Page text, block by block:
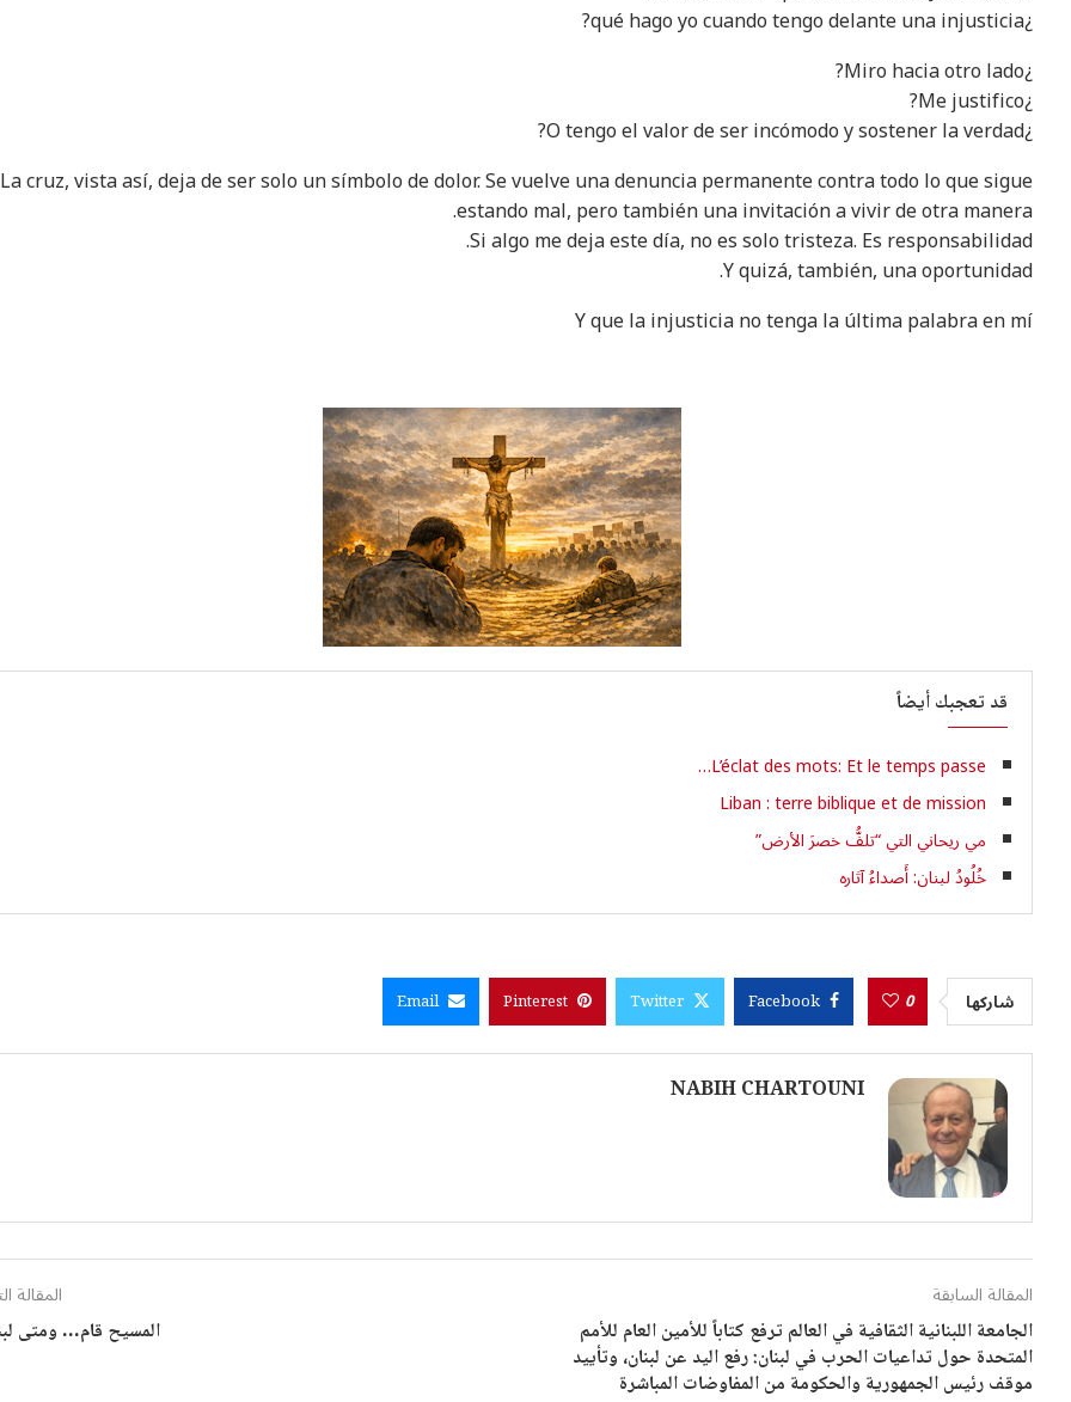
¿qué hago yo cuando tengo delante una injusticia?
¿Miro hacia otro lado?
¿Me justifico?
¿O tengo el valor de ser incómodo y sostener la verdad?
La cruz, vista así, deja de ser solo un símbolo de dolor. Se vuelve una denuncia permanente contra todo lo que sigue
estando mal, pero también una invitación a vivir de otra manera.
Si algo me deja este día, no es solo tristeza. Es responsabilidad.
Y quizá, también, una oportunidad.
Y que la injusticia no tenga la última palabra en mí
قد تعجبك أيضاً
L’éclat des mots: Et le temps passe…
Liban : terre biblique et de mission
مي ريحاني التي “تلفُّ خصرَ الأرض”
خُلُودُ لبنان: أَصداءُ آثاره
شاركها 0
Facebook
Twitter
Pinterest
Email
NABIH CHARTOUNI
المقالة السابقة
الجامعة اللبنانية الثقافية في العالم ترفع كتاباً للأمين العام للأمم
المتحدة حول تداعيات الحرب في لبنان: رفع اليد عن لبنان، وتأييد
موقف رئيس الجمهورية والحكومة من المفاوضات المباشرة
المقالة
المسيح قام… ومتى